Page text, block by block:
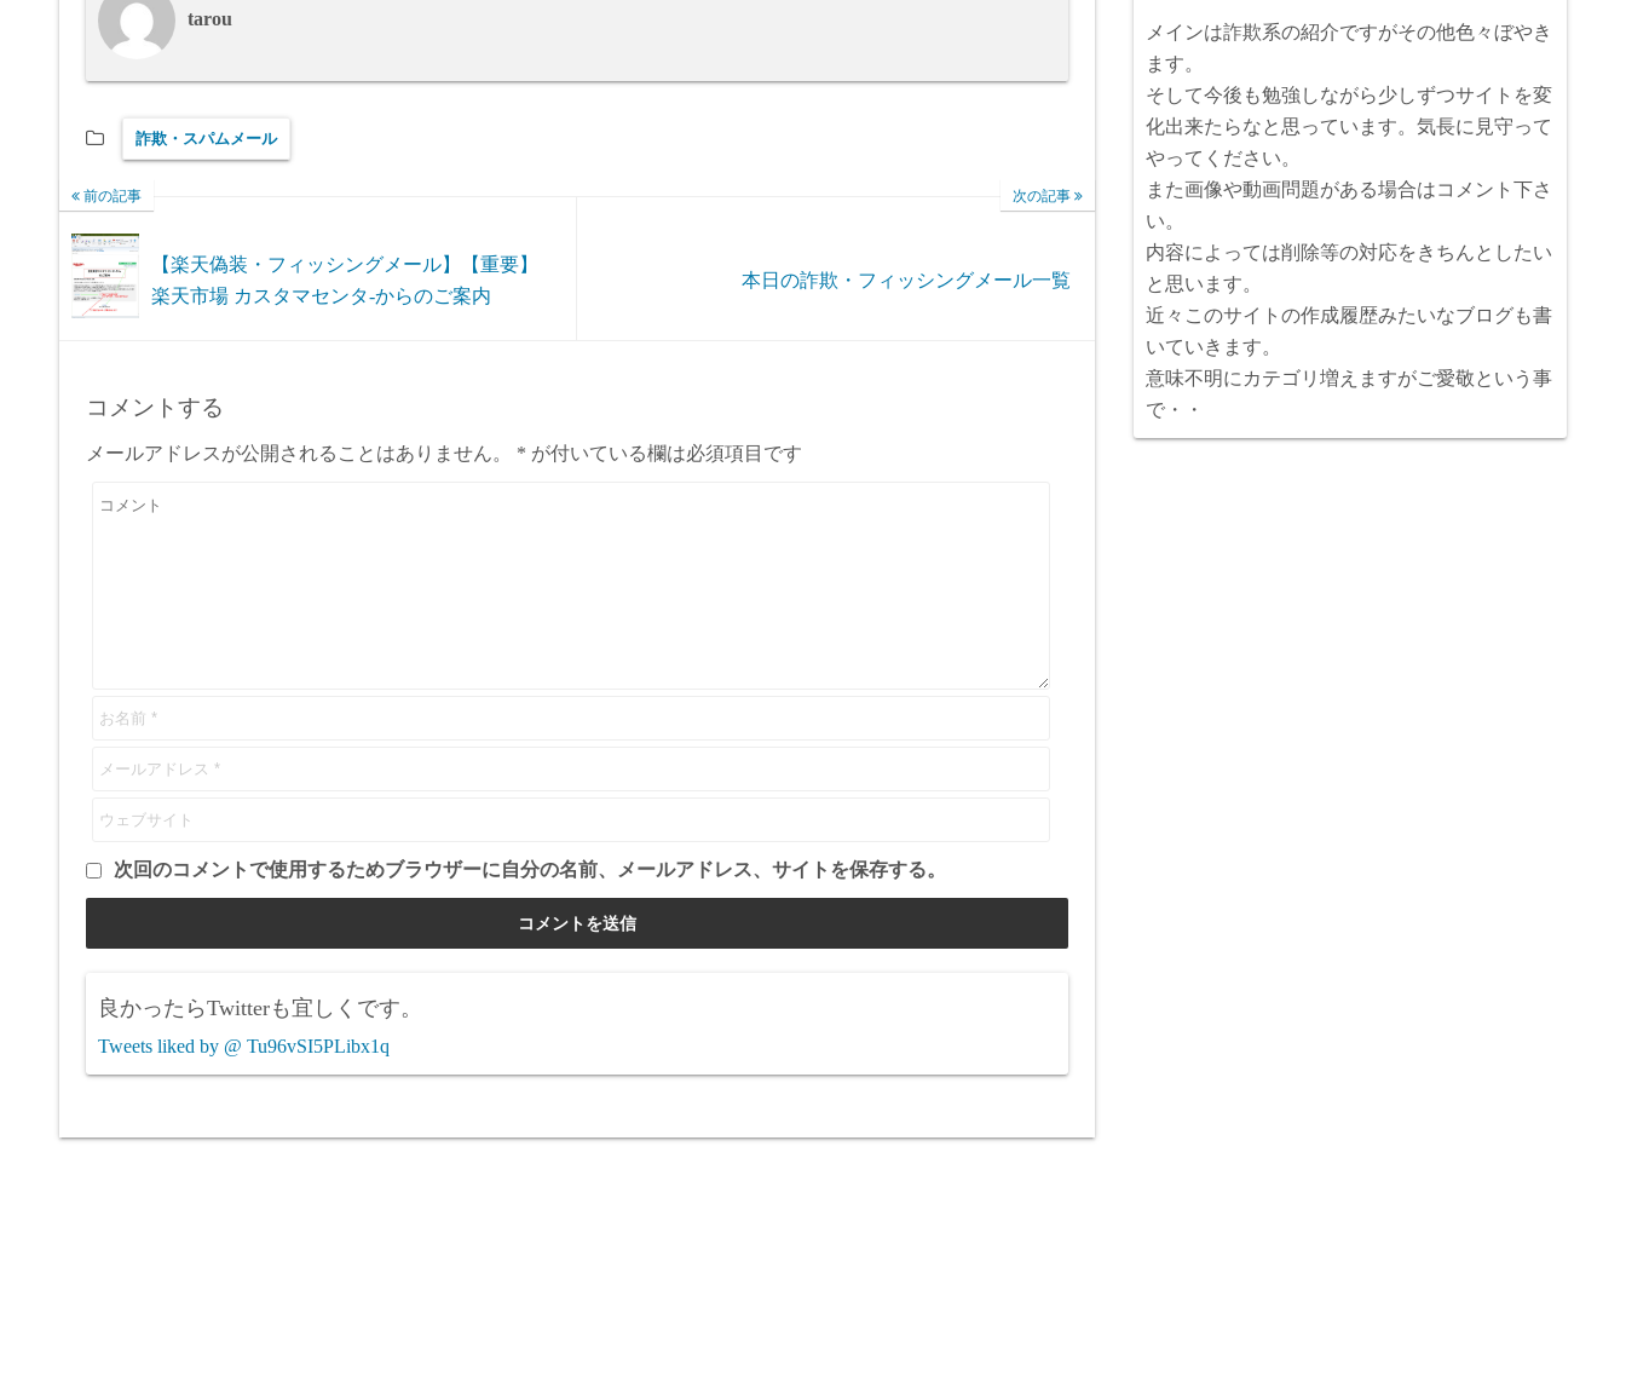
tarou
詐欺・スパムメール
前の記事
【楽天偽装・フィッシングメール】【重要】
楽天市場 カスタマセンタ-からのご案内
次の記事
本日の詐欺・フィッシングメール一覧
コメントする
メールアドレスが公開されることはありません。 * が付いている欄は必須項目です
次回のコメントで使用するためブラウザーに自分の名前、メールアドレス、サイトを保存する。
良かったらTwitterも宜しくです。
Tweets liked by @ Tu96vSI5PLibx1q
メインは詐欺系の紹介ですがその他色々ぼやき
ます。
そして今後も勉強しながら少しずつサイトを変
化出来たらなと思っています。気長に見守って
やってください。
また画像や動画問題がある場合はコメント下さ
い。
内容によっては削除等の対応をきちんとしたい
と思います。
近々このサイトの作成履歴みたいなブログも書
いていきます。
意味不明にカテゴリ増えますがご愛敬という事
で・・